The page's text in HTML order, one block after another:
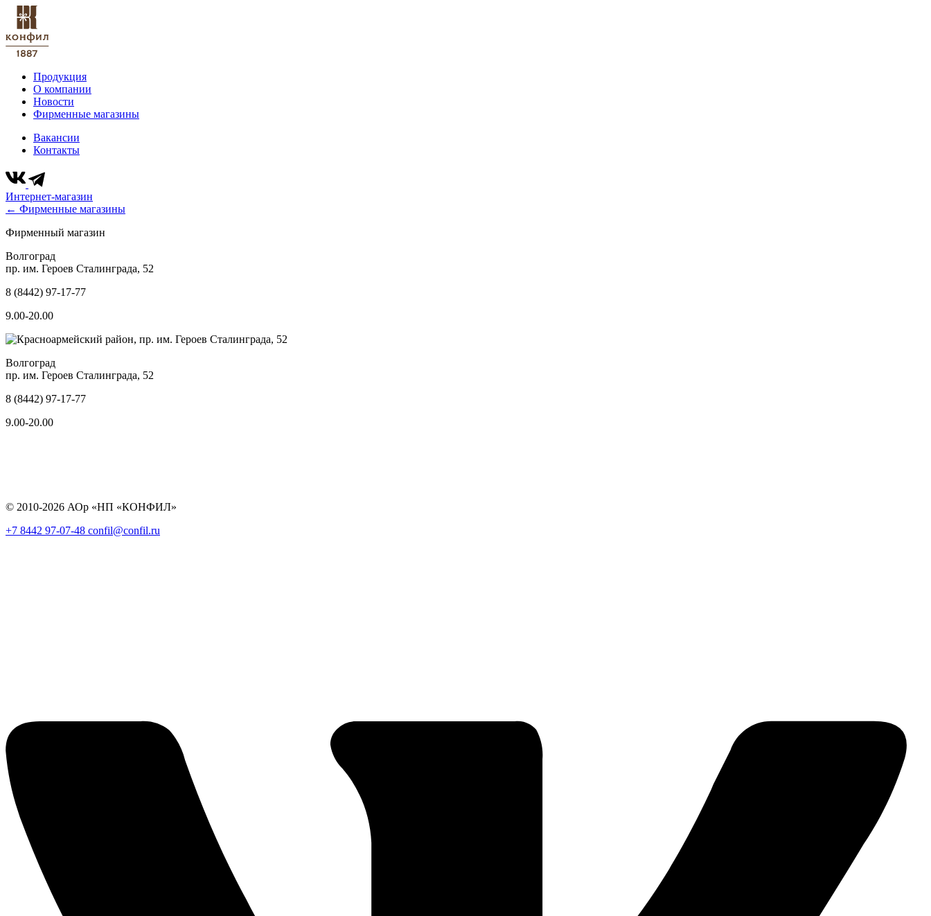
Продукция
О компании
Новости
Фирменные магазины
Вакансии
Контакты
Интернет-магазин
← Фирменные магазины
Фирменный магазин
Волгоград
пр. им. Героев Сталинграда, 52
8 (8442) 97-17-77
9.00-20.00
Волгоград
пр. им. Героев Сталинграда, 52
8 (8442) 97-17-77
9.00-20.00
© 2010-2026 АОр «НП «КОНФИЛ»
+7 8442 97-07-48 confil@confil.ru